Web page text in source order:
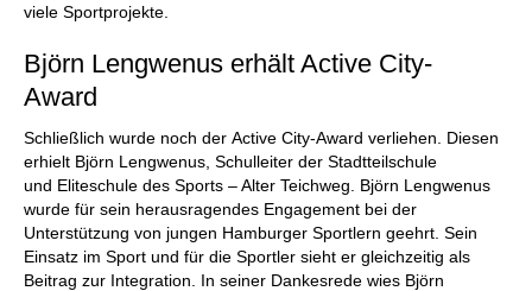
viele Sportprojekte.
Björn Lengwenus erhält Active City-
Award
Schließlich wurde noch der Active City-Award verliehen. Diesen
erhielt Björn Lengwenus, Schulleiter der Stadtteilschule
und Eliteschule des Sports – Alter Teichweg. Björn Lengwenus
wurde für sein herausragendes Engagement bei der
Unterstützung von jungen Hamburger Sportlern geehrt. Sein
Einsatz im Sport und für die Sportler sieht er gleichzeitig als
Beitrag zur Integration. In seiner Dankesrede wies Björn